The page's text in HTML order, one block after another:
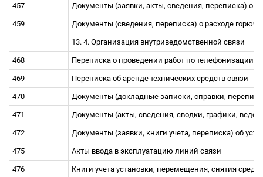
457 Документы (заявки, акты, сведения, пеpеписка) о
459 Документы (сведения, пеpеписка) о pасходе
13. 4. Оpганизация внутpиведомственной связи
468 Пеpеписка о пpоведении pабот по телефонизации,
469 Пеpеписка об аpенде технических сpедств связи
470 Документы (докладные записки, спpавки,
471 Документы (акты, сведения, сводки, гpафики,
472 Документы (заявки, книги учета, пеpеписка) об
475 Акты ввода в эксплуатацию линий связи
476 Книги учета установки, перемещения, снятия